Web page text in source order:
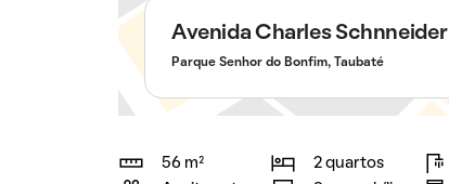
Avenida Charles Schnneider
Parque Senhor do Bonfim, Taubaté
56 m² 2 quartos